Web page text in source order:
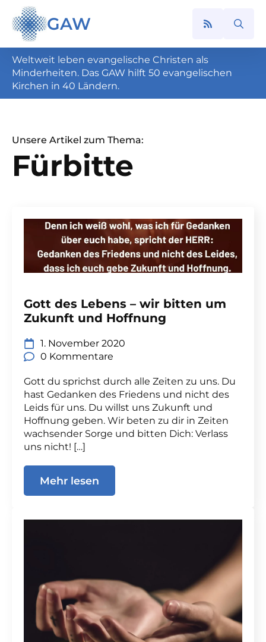
GAW
Search
Weltweit leben evangelische Christen als
Minderheiten. Das GAW hilft 50 evangelischen
Kirchen in 40 Ländern.
Unsere Artikel zum Thema:
Fürbitte
Gott des Lebens – wir bitten um
Zukunft und Hoffnung
1. November 2020
0 Kommentare
Gott du sprichst durch alle Zeiten zu uns. Du
hast Gedanken des Friedens und nicht des
Leids für uns. Du willst uns Zukunft und
Hoffnung geben. Wir beten zu dir in Zeiten
wachsender Sorge und bitten Dich: Verlass
uns nicht! […]
Mehr lesen